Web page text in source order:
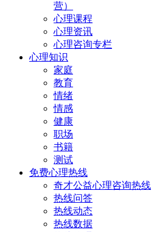
营）
心理课程
心理资讯
心理咨询专栏
心理知识
家庭
教育
情绪
情感
健康
职场
书籍
测试
免费心理热线
奇才公益心理咨询热线
热线问答
热线动态
热线数据